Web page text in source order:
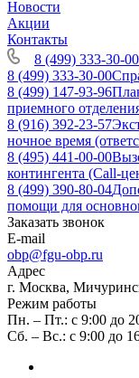
Новости
Акции
Контакты
8 (499) 333-30-00
8 (499) 333-30-00
8 (499) 147-93-96
приемного
8 (916) 392-23-57
ночное время
8 (495) 441-00-00
контингента (Call-
8 (499) 390-80-04
помощи для
Заказать звонок
E-mail
obp@fgu-obp.ru
Адрес
г. Москва,
Режим работы
Пн. – Пт.: с 9:00 до
Сб. – Вс.: с 9:00 до